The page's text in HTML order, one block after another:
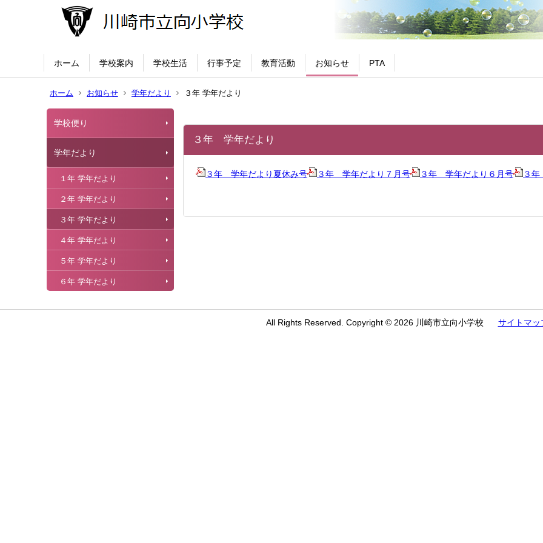
ホーム 学校案内 学校生活 行事予定 教育活動 お知らせ PTA
ホーム お知らせ 学年だより ３年 学年だより
学校便り
学年だより
１年 学年だより
２年 学年だより
３年 学年だより
４年 学年だより
５年 学年だより
６年 学年だより
３年 学年だより
３年 学年だより夏休み号 ３年 学年だより７月号 ３年 学年だより６月号 ３
All Rights Reserved. Copyright © 2026 川崎市立向小学校 サイトマッ